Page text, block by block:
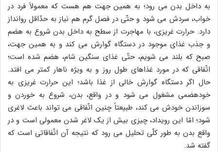
به داخل بدن می رود؛ به همین جهت هم هست که معمولاً فرد در
خواب، سردش می شود و حتّی در فصل گرم هم نیاز به حدّاقل روانداز
دارد. حرارت غریزی، با مهاجرت از سطح به داخل بدن شروع به هضم
و جذب غذای موجود در دستگاه گوارش می کند و به همین جهت،
صبح که بلند می شویم، حتّی غذای سنگین شام، هضم شده است؛
اتّفاقی که در مورد غذاهای طول روز و به ویژه ناهار کمتر می افتد.
حال اگر دستگاه گوارش خالی از غذا باشد؛ این حرارت غریزی به
خودهضمی مشغول می شود و در واقع، بدن، شروع به خوردن و
سوزاندن خودش می کند، طبیعتاً چنین اتّفاقی می تواند باعث لاغری
شود؛ امّا این رویداد، چیزی بیش از یک لاغر شدن معمولی است و در
واقع بدن به طور کلّی تحلیل می رود که نتیجه آن اتّفاقاتی است که
گفته شد.